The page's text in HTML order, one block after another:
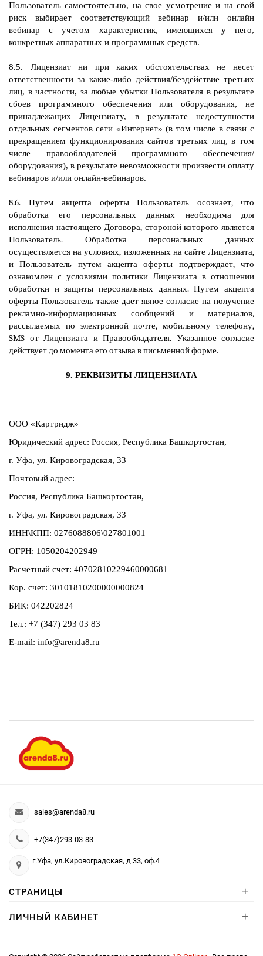
Пользователь самостоятельно, на свое усмотрение и на свой
риск выбирает соответствующий вебинар и/или онлайн
вебинар с учетом характеристик, имеющихся у него,
конкретных аппаратных и программных средств.
8.5. Лицензиат ни при каких обстоятельствах не несет
ответственности за какие-либо действия/бездействие третьих
лиц, в частности, за любые убытки Пользователя в результате
сбоев программного обеспечения или оборудования, не
принадлежащих Лицензиату, в результате недоступности
отдельных сегментов сети «Интернет» (в том числе в связи с
прекращением функционирования сайтов третьих лиц, в том
числе правообладателей программного обеспечения/
оборудования), в результате невозможности произвести оплату
вебинаров и/или онлайн-вебинаров.
8.6. Путем акцепта оферты Пользователь осознает, что
обработка его персональных данных необходима для
исполнения настоящего Договора, стороной которого является
Пользователь. Обработка персональных данных
осуществляется на условиях, изложенных на сайте Лицензиата,
и Пользователь путем акцепта оферты подтверждает, что
ознакомлен с условиями политики Лицензиата в отношении
обработки и защиты персональных данных. Путем акцепта
оферты Пользователь также дает явное согласие на получение
рекламно-информационных сообщений и материалов,
рассылаемых по электронной почте, мобильному телефону,
SMS от Лицензиата и Правообладателя. Указанное согласие
действует до момента его отзыва в письменной форме.
9. РЕКВИЗИТЫ ЛИЦЕНЗИАТА
ООО «Картридж»
Юридический адрес: Россия, Республика Башкортостан,
г. Уфа, ул. Кировоградская, 33
Почтовый адрес:
Россия, Республика Башкортостан,
г. Уфа, ул. Кировоградская, 33
ИНН\КПП: 0276088806\027801001
ОГРН: 1050204202949
Расчетный счет: 40702810229460000681
Кор. счет: 30101810200000000824
БИК: 042202824
Тел.: +7 (347) 293 03 83
E-mail: info@arenda8.ru
sales@arenda8.ru
+7(347)293-03-83
г.Уфа, ул.Кировоградская, д.33, оф.4
СТРАНИЦЫ +
ЛИЧНЫЙ КАБИНЕТ +